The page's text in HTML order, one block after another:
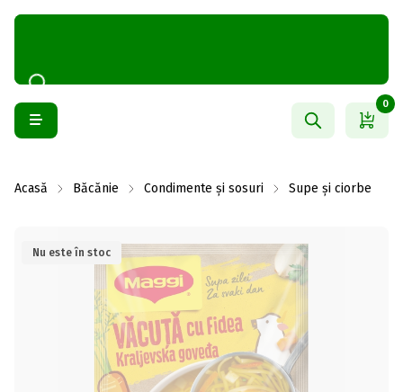
0
Acasă Băcănie Condimente și sosuri Supe și ciorbe
Nu este în stoc